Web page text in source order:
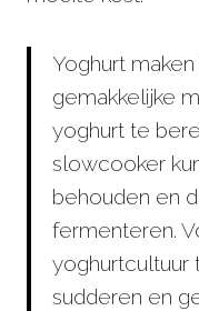
Yoghurt
gemakkelijke
yoghurt te
slowcooker
behouden en
fermenteren.
yoghurtcultuur
sudderen en